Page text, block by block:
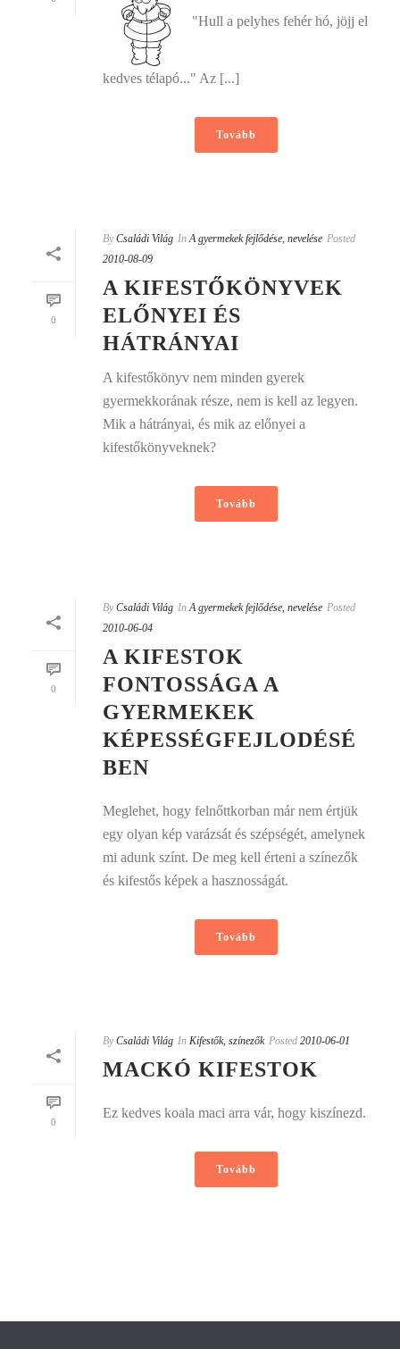
"Hull a pelyhes fehér hó, jöjj el
kedves télapó..." Az [...]
Tovább
0
By Családi Világ In A gyermekek fejlődése, nevelése Posted
2010-08-09
A KIFESTŐKÖNYVEK
ELŐNYEI ÉS
HÁTRÁNYAI
A kifestőkönyv nem minden gyerek
gyermekkorának része, nem is kell az legyen.
Mik a hátrányai, és mik az előnyei a
kifestőkönyveknek?
Tovább
0
By Családi Világ In A gyermekek fejlődése, nevelése Posted
2010-06-04
A KIFESTOK
FONTOSSÁGA A
GYERMEKEK
KÉPESSÉGFEJLODÉSÉ
BEN
Meglehet, hogy felnőttkorban már nem értjük
egy olyan kép varázsát és szépségét, amelynek
mi adunk színt. De meg kell érteni a színezők
és kifestős képek a hasznosságát.
Tovább
0
By Családi Világ In Kifestők, színezők Posted 2010-06-01
MACKÓ KIFESTOK
Ez kedves koala maci arra vár, hogy kiszínezd.
Tovább